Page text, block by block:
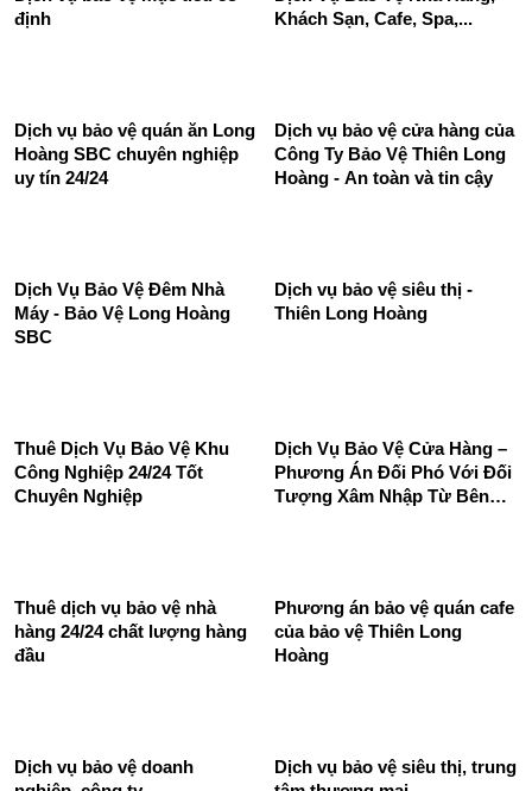
Dịch vụ bảo vệ mục tiêu cố
định
Dịch Vụ Bảo Vệ Nhà Hàng,
Khách Sạn, Cafe, Spa,...
Dịch vụ bảo vệ quán ăn Long
Hoàng SBC chuyên nghiệp
uy tín 24/24
Dịch vụ bảo vệ cửa hàng của
Công Ty Bảo Vệ Thiên Long
Dịch Vụ Bảo Vệ Đêm Nhà
Máy - Bảo Vệ Long Hoàng
SBC
Dịch vụ bảo vệ siêu thị -
Thiên Long Hoàng
Thuê Dịch Vụ Bảo Vệ Khu
Công Nghiệp 24/24 Tốt
Chuyên Nghiệp
Dịch Vụ Bảo Vệ Cửa Hàng –
Phương Án Đối Phó Với Đối
Tượng Xâm Nhập Từ Bên
Thuê dịch vụ bảo vệ nhà
Phương án bảo vệ quán cafe